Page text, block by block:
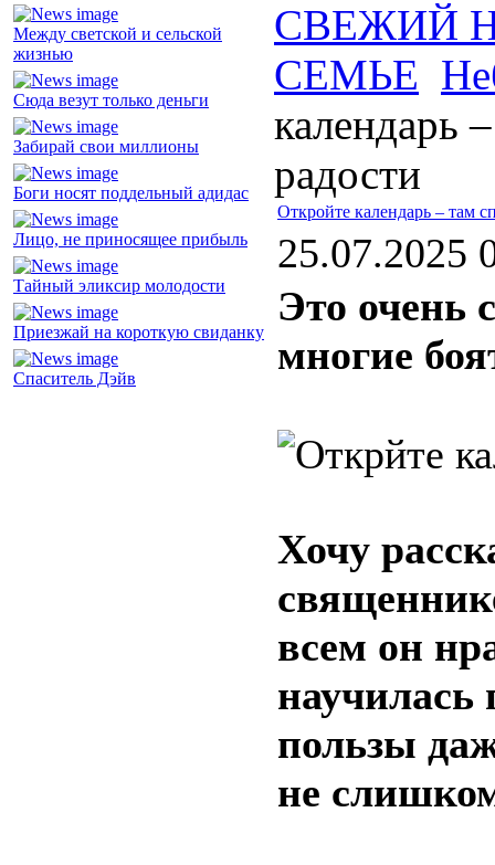
Между светской и сельской
жизнью
Сюда везут только деньги
Забирай свои миллионы
Боги носят поддельный адидас
Лицо, не приносящее прибыль
Тайный эликсир молодости
Приезжай на короткую свиданку
Спаситель Дэйв
СВЕЖИЙ
СЕМЬЕ
календарь
радости
Откройте календарь – там
25.07.2025
Это очень
многие
Хочу
всем он
пользы
не